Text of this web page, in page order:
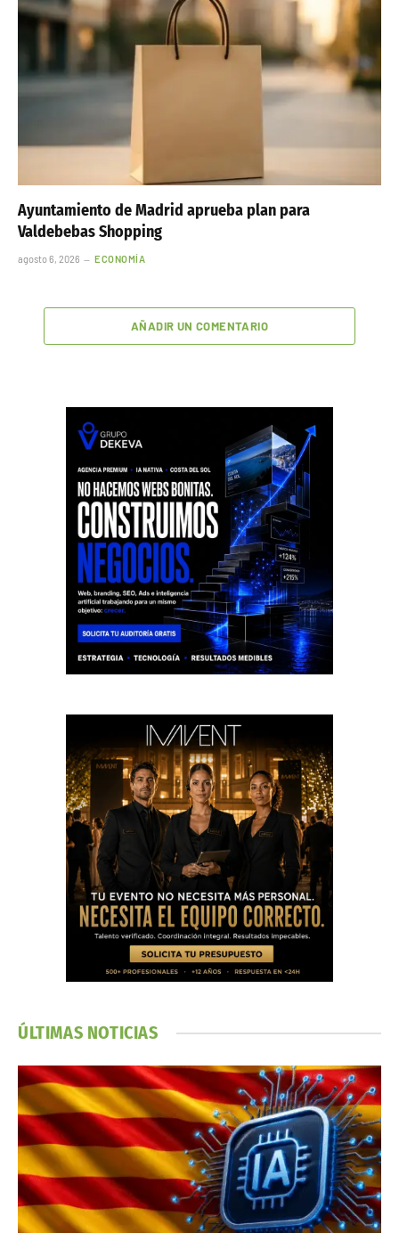
Ayuntamiento de Madrid aprueba plan para
Valdebebas Shopping
agosto 6, 2026 ECONOMÍA
AÑADIR UN COMENTARIO
ÚLTIMAS NOTICIAS